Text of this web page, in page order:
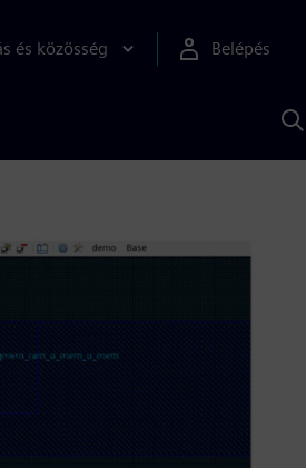
és közösség Belépés